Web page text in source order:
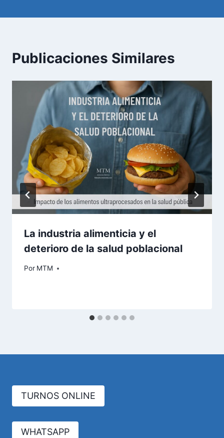
Publicaciones Similares
La industria alimenticia y el
deterioro de la salud poblacional
Por MTM
TURNOS ONLINE
WHATSAPP